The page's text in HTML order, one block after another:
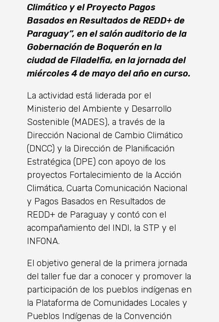
Climático y el Proyecto Pagos
Basados en Resultados de REDD+ de
Paraguay”, en el salón auditorio de la
Gobernación de Boquerón en la
ciudad de Filadelfia, en la jornada del
miércoles 4 de mayo del año en curso.
La actividad está liderada por el
Ministerio del Ambiente y Desarrollo
Sostenible (MADES), a través de la
Dirección Nacional de Cambio Climático
(DNCC) y la Dirección de Planificación
Estratégica (DPE) con apoyo de los
proyectos Fortalecimiento de la Acción
Climática, Cuarta Comunicación Nacional
y Pagos Basados en Resultados de
REDD+ de Paraguay y contó con el
acompañamiento del INDI, la STP y el
INFONA.
El objetivo general de la primera jornada
del taller fue dar a conocer y promover la
participación de los pueblos indígenas en
la Plataforma de Comunidades Locales y
Pueblos Indígenas de la Convención